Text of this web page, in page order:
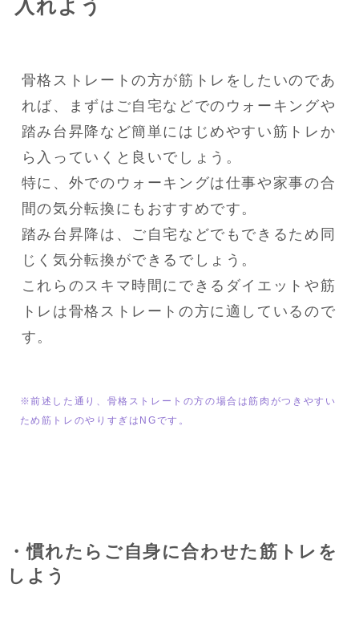
入れよう
骨格ストレートの方が筋トレをしたいのであ
れば、まずはご自宅などでのウォーキングや
踏み台昇降など簡単にはじめやすい筋トレか
ら入っていくと良いでしょう。
特に、外でのウォーキングは仕事や家事の合
間の気分転換にもおすすめです。
踏み台昇降は、ご自宅などでもできるため同
じく気分転換ができるでしょう。
これらのスキマ時間にできるダイエットや筋
トレは骨格ストレートの方に適しているので
す。
※前述した通り、骨格ストレートの方の場合は筋肉がつきやすい
ため筋トレのやりすぎはNGです。
・慣れたらご自身に合わせた筋トレを
しよう